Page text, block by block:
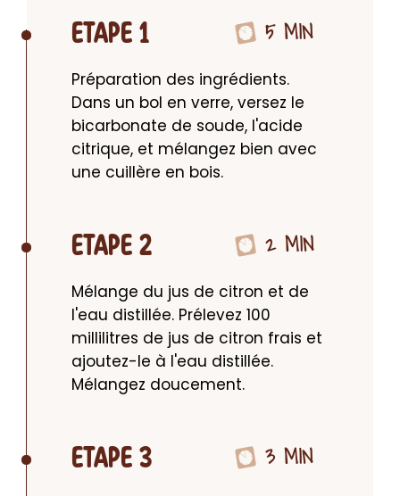
ETAPE 1 5 MIN
Préparation des ingrédients.
Dans un bol en verre, versez le
bicarbonate de soude, l'acide
citrique, et mélangez bien avec
une cuillère en bois.
ETAPE 2 2 MIN
Mélange du jus de citron et de
l'eau distillée. Prélevez 100
millilitres de jus de citron frais et
ajoutez-le à l'eau distillée.
Mélangez doucement.
ETAPE 3 3 MIN